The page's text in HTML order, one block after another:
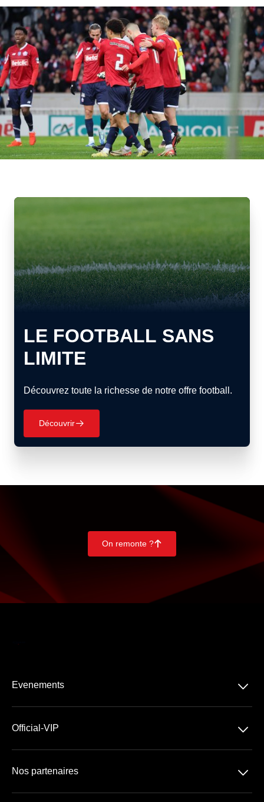
LE FOOTBALL SANS
LIMITE
Découvrez toute la richesse de notre offre football.
Découvrir􀄫
On remonte ?􀄨
Evenements 􀆈
Rugby
Official-VIP 􀆈
Nos partenaires 􀆈